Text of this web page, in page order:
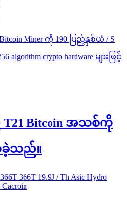
Bitcoin အသစ်ကို
ခဲ့သည်။